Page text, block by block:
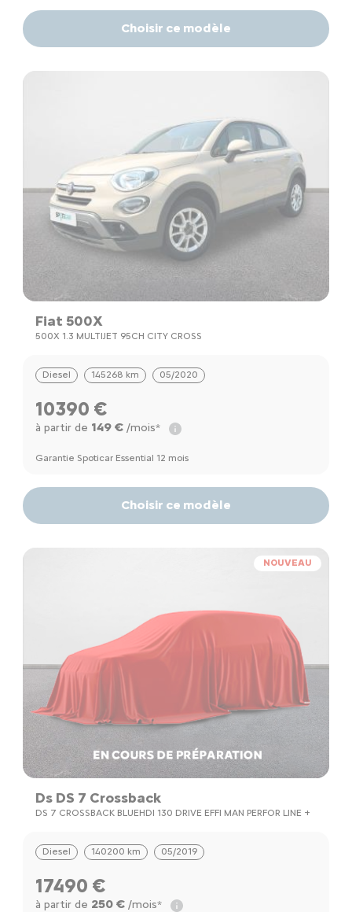
Choisir ce modèle
Fiat 500X
500X 1.3 MULTIJET 95CH CITY CROSS
Diesel 145268 km 05/2020
10390 €
à partir de 149 €/mois*
Garantie Spoticar Essential 12 mois
Choisir ce modèle
NOUVEAU
Ds DS 7 Crossback
DS 7 CROSSBACK BLUEHDI 130 DRIVE EFFI MAN PERFOR LINE +
Diesel 140200 km 05/2019
17490 €
à partir de 250 €/mois*